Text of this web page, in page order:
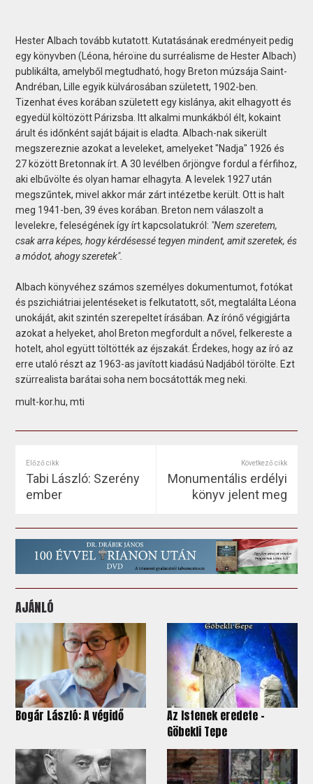
Hester Albach tovább kutatott. Kutatásának eredményeit pedig
egy könyvben (Léona, héroïne du surréalisme de Hester Albach)
publikálta, amelyből megtudható, hogy Breton múzsája Saint-
Andréban, Lille egyik külvárosában született, 1902-ben.
Tizenhat éves korában született egy kislánya, akit elhagyott és
egyedül költözött Párizsba. Itt alkalmi munkákból élt, kokaint
árult és időnként saját bájait is eladta. Albach-nak sikerült
megszereznie azokat a leveleket, amelyeket "Nadja" 1926 és
27 között Bretonnak írt. A 30 levélben őrjöngve fordul a férfihoz,
aki elbűvölte és olyan hamar elhagyta. A levelek 1927 után
megszűntek, mivel akkor már zárt intézetbe került. Ott is halt
meg 1941-ben, 39 éves korában. Breton nem válaszolt a
levelekre, feleségének így írt kapcsolatukról: "Nem szeretem,
csak arra képes, hogy kérdésessé tegyen mindent, amit szeretek, és
a módot, ahogy szeretek".
Albach könyvéhez számos személyes dokumentumot, fotókat
és pszichiátriai jelentéseket is felkutatott, sőt, megtalálta Léona
unokáját, akit szintén szerepeltet írásában. Az írónő végigjárta
azokat a helyeket, ahol Breton megfordult a nővel, felkereste a
hotelt, ahol együtt töltötték az éjszakát. Érdekes, hogy az író az
erre utaló részt az 1963-as javított kiadású Nadjából törölte. Ezt
szürrealista barátai soha nem bocsátották meg neki.
mult-kor.hu, mti
Előző cikk
Tabi László: Szerény
ember
Következő cikk
Monumentális erdélyi
könyv jelent meg
AJÁNLÓ
Bogár László: A végidő
Az Istenek eredete -
Göbekli Tepe